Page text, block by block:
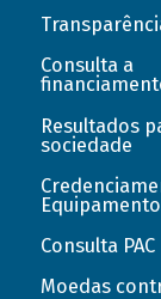
Consulta a
Resultados
sociedade
Consulta PAC
Moedas